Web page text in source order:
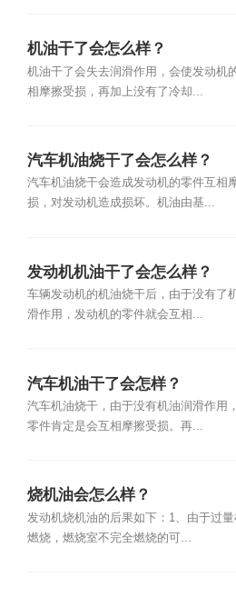
机油干了会怎么样？
机油干了会失去润滑作用，会使发动机
相摩擦受损，再加上没有了冷却...
汽车机油烧干了会怎么样？
汽车机油烧干会造成发动机的零件互相
损，对发动机造成损坏。机油由基...
发动机机油干了会怎么样？
车辆发动机的机油烧干后，由于没有了
滑作用，发动机的零件就会互相...
汽车机油干了会怎样？
汽车机油烧干，由于没有机油润滑作用
零件肯定是会互相摩擦受损。再...
烧机油会怎么样？
发动机烧机油的后果如下：1、由于过
燃烧，燃烧室不完全燃烧的可...